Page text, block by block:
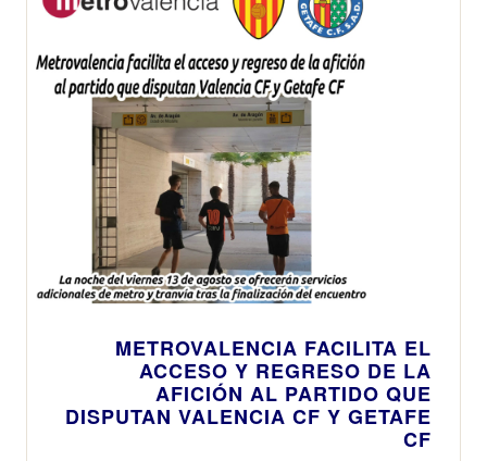
METROVALENCIA FACILITA EL
ACCESO Y REGRESO DE LA
AFICIÓN AL PARTIDO QUE
DISPUTAN VALENCIA CF Y GETAFE
CF